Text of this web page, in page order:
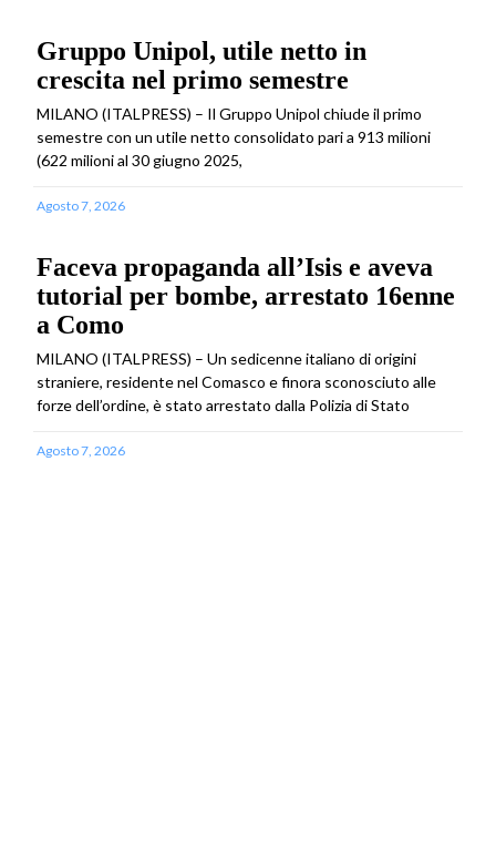
Gruppo Unipol, utile netto in
crescita nel primo semestre
MILANO (ITALPRESS) – Il Gruppo Unipol chiude il primo
semestre con un utile netto consolidato pari a 913 milioni
(622 milioni al 30 giugno 2025,
Agosto 7, 2026
Faceva propaganda all’Isis e aveva
tutorial per bombe, arrestato 16enne
a Como
MILANO (ITALPRESS) – Un sedicenne italiano di origini
straniere, residente nel Comasco e finora sconosciuto alle
forze dell’ordine, è stato arrestato dalla Polizia di Stato
Agosto 7, 2026